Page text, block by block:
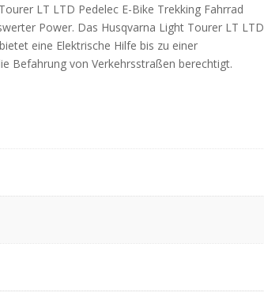
LT LTD Pedelec E-Bike Trekking Fahrrad
Power. Das Husqvarna Light Tourer LT LTD
eine Elektrische Hilfe bis zu einer
Befahrung von Verkehrsstraßen berechtigt.